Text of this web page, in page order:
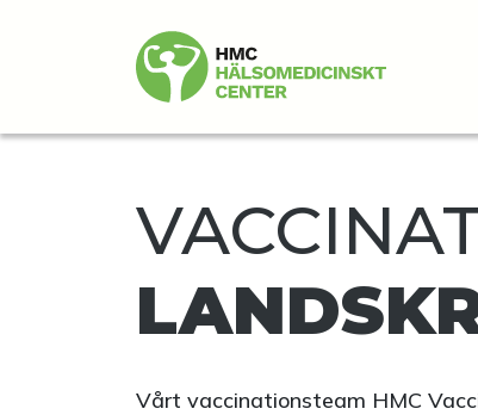
Vårt vaccinationsteam HMC